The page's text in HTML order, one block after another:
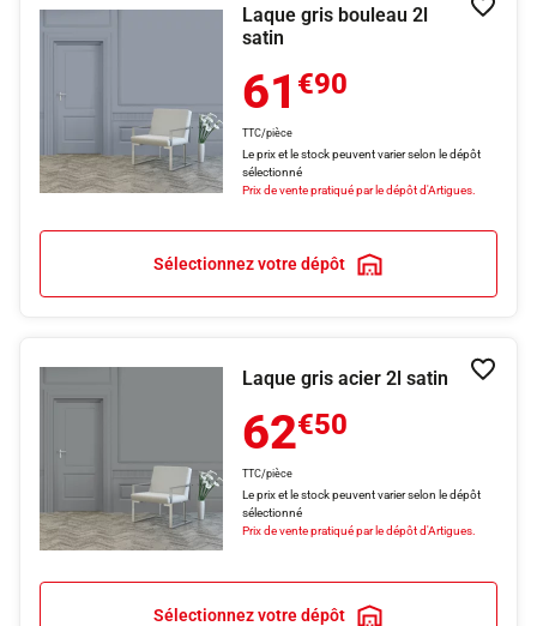
Laque gris bouleau 2l
satin
61 €90
TTC/pièce
Le prix et le stock peuvent varier selon le dépôt
sélectionné
Prix de vente pratiqué par le dépôt d'Artigues.
Sélectionnez votre dépôt
Laque gris acier 2l satin
62€50
TTC/pièce
Le prix et le stock peuvent varier selon le dépôt
sélectionné
Prix de vente pratiqué par le dépôt d'Artigues.
Sélectionnez votre dépôt